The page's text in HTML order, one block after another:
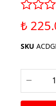
Aparatları
₺
SKU